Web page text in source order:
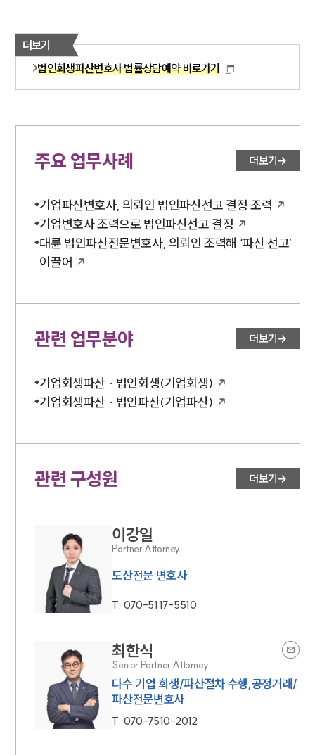
더보기
법인회생파산변호사 법률상담예약 바로가기
주요 업무사례 더보기
기업파산변호사, 의뢰인 법인파산선고 결정 조력
기업변호사 조력으로 법인파산선고 결정
대륜 법인파산전문변호사, 의뢰인 조력해 ‘파산 선고’
이끌어
관련 업무분야 더보기
기업회생파산 · 법인회생(기업회생)
기업회생파산 · 법인파산(기업파산)
관련 구성원 더보기
이강일
Partner Attorney
도산전문 변호사
T. 070-5117-5510
최한식
Senior Partner Attorney
다수 기업 회생/파산절차 수행,공정거래/
파산전문변호사
T. 070-7510-2012